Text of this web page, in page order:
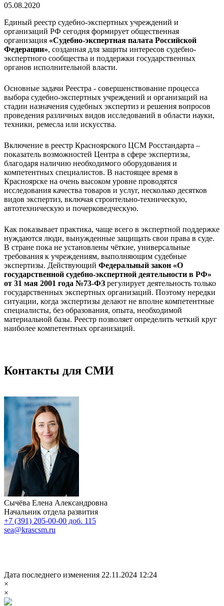
05.08.2020
Единый реестр судебно-экспертных учреждений и
организаций РФ сегодня формирует общественная
организация «Судебно-экспертная палата Российской
Федерации», созданная для защиты интересов судебно-
экспертного сообщества и поддержки государственных
органов исполнительной власти.
Основные задачи Реестра - совершенствование процесса
выбора судебно-экспертных учреждений и организаций на
стадии назначения судебных экспертиз и решения вопросов
проведения различных видов исследований в области науки,
техники, ремесла или искусства.
Включение в реестр Красноярского ЦСМ Росстандарта –
показатель возможностей Центра в сфере экспертизы,
благодаря наличию необходимого оборудования и
компетентных специалистов. В настоящее время в
Красноярске на очень высоком уровне проводятся
исследования качества товаров и услуг, несколько десятков
видов экспертиз, включая строительно-техническую,
автотехническую и почерковедческую.
Как показывает практика, чаще всего в экспертной поддержке
нуждаются люди, вынужденные защищать свои права в суде.
В стране пока не установлены чёткие, универсальные
требования к учреждениям, выполняющим судебные
экспертизы. Действующий Федеральный закон «О
государственной судебно-экспертной деятельности в РФ»
от 31 мая 2001 года №73-ФЗ регулирует деятельность только
государственных экспертных организаций. Поэтому нередки
ситуации, когда экспертизы делают не вполне компетентные
специалисты, без образования, опыта, необходимой
материальной базы. Реестр позволяет определить четкий круг
наиболее компетентных организаций.
Контакты для СМИ
Сычёва Елена Александровна
Начальник отдела развития
+7 (391) 205-00-00 доб. 115
sea@krascsm.ru
Дата последнего изменения 22.11.2024 12:24
×
×